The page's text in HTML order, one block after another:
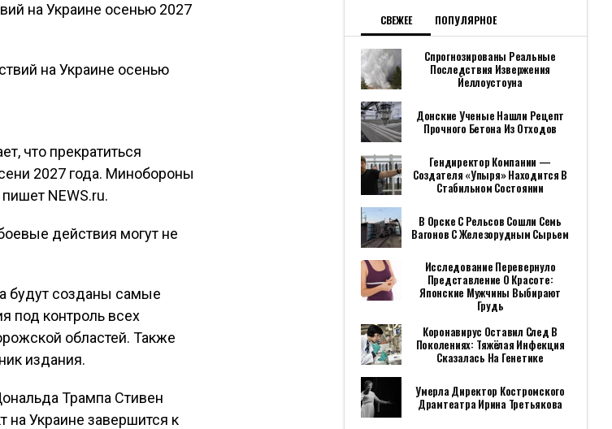
на Украине осенью 2027
что прекратиться
2027 года. Минобороны
NEWS.ru.
действия могут не
будут созданы самые
под контроль всех
областей. Также
издания.
Трампа Стивен
на Украине завершится к
СВЕЖЕЕ ПОПУЛЯРНОЕ
Спрогнозированы Реальные
Последствия Извержения
Йеллоустоуна
Донские Ученые Нашли Рецепт
Прочного Бетона Из Отходов
Гендиректор Компании —
Создателя «Упыря» Находится В
Стабильном Состоянии
В Орске С Рельсов Сошли Семь
Вагонов С Железорудным Сырьем
Исследование Перевернуло
Представление О Красоте:
Японские Мужчины Выбирают
Грудь
Коронавирус Оставил След В
Поколениях: Тяжёлая Инфекция
Сказалась На Генетике
Умерла Директор Костромского
Драмтеатра Ирина Третьякова